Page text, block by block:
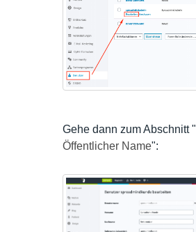
Gehe dann zum Abschnitt "
Öffentlicher Name":